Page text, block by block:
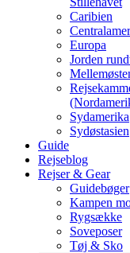
Caribien
Europa
Jorden
Sydamerika
Sydøstasien
Guide
Rejseblog
Rejser & Gear
Guidebøger
Kampen
Rygsække
Soveposer
Tøj & Sko